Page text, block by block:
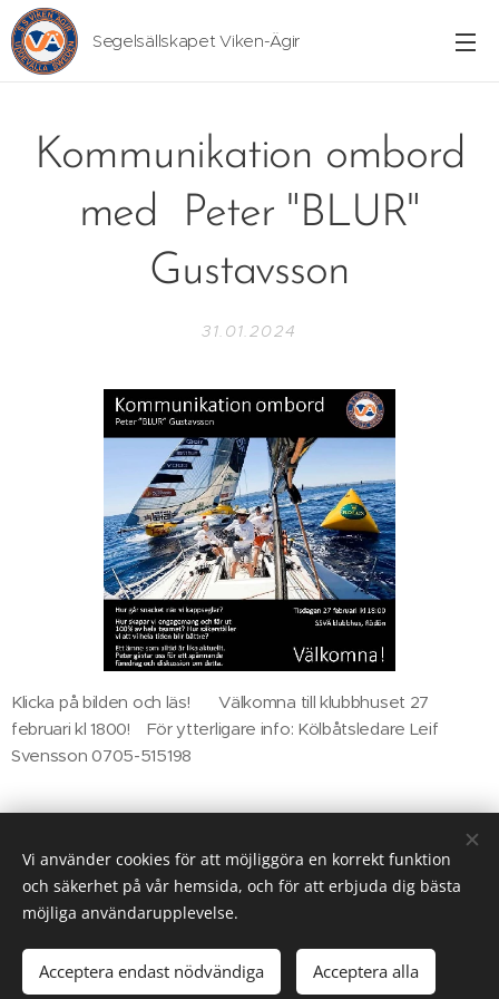
Segelsällskapet Viken-Ägir
Kommunikation ombord
med Peter "BLUR"
Gustavsson
31.01.2024
Klicka på bilden och läs! Välkomna till klubbhuset 27
februari kl 1800! För ytterligare info: Kölbåtsledare Leif
Svensson 0705-515198
© 2025 SSVÄ
Cookies
Vi använder cookies för att möjliggöra en korrekt funktion
och säkerhet på vår hemsida, och för att erbjuda dig bästa
möjliga användarupplevelse.
Acceptera endast nödvändiga Acceptera alla